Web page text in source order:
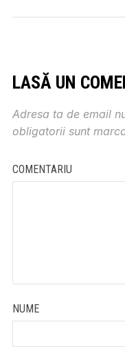
LASĂ UN
Adresa ta de email
obligatorii sunt
COMENTARIU
NUME